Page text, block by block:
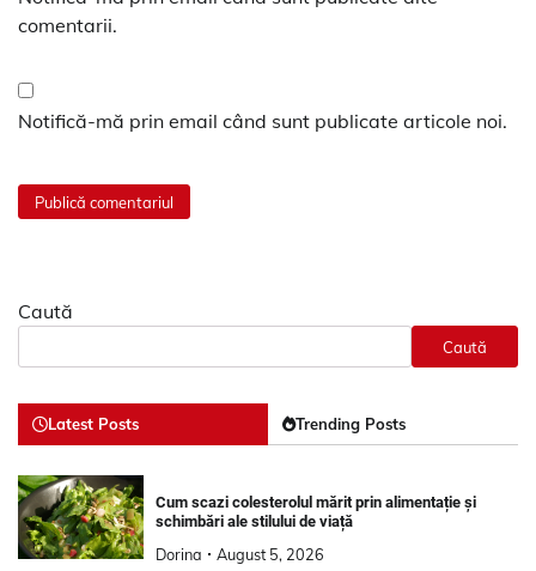
comentarii.
Notifică-mă prin email când sunt publicate articole noi.
Caută
Caută
Latest Posts Trending Posts
Cum scazi colesterolul mărit prin alimentație și
schimbări ale stilului de viață
Dorina August 5, 2026